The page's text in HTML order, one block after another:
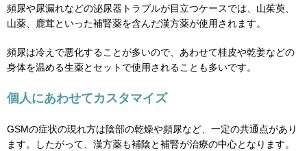
頻尿や尿漏れなどの泌尿器トラブルが目立つケースでは、山茱萸、
山薬、鹿茸といった補腎薬を含んだ漢方薬が使用されます。
頻尿は冷えで悪化することが多いので、あわせて桂皮や乾姜などの
身体を温める生薬とセットで使用されることも多いです。
個人にあわせてカスタマイズ
GSMの症状の現れ方は陰部の乾燥や頻尿など、一定の共通点があり
ます。したがって、漢方薬も補陰と補腎が治療の中心となります。